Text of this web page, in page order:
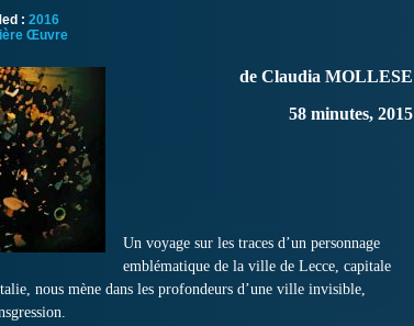
: 2016
Œuvre
de Claudia MOLLESE
58 minutes, 2015
Un voyage sur les traces d’un personnage
emblématique de la ville de Lecce, capitale
nous mène dans les profondeurs d’une ville invisible,